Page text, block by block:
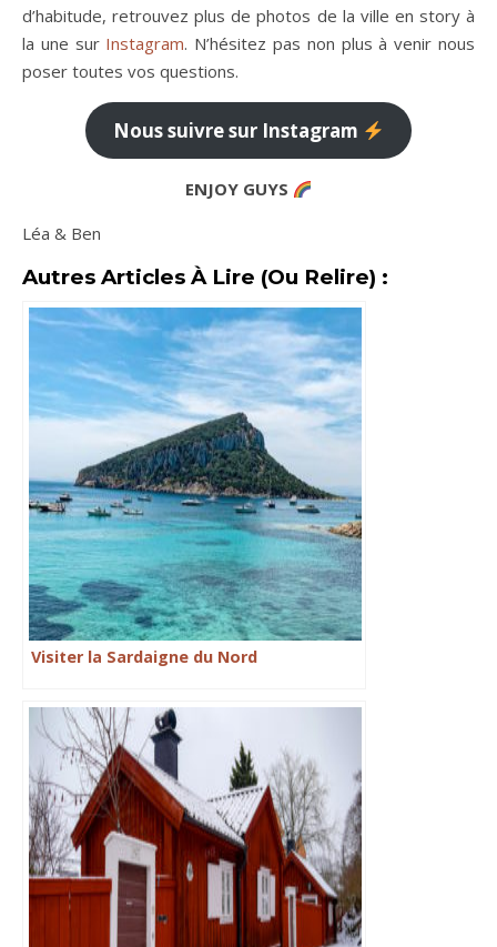
d’habitude, retrouvez plus de photos de la ville en story à
la une sur Instagram. N’hésitez pas non plus à venir nous
poser toutes vos questions.
Nous suivre sur Instagram
ENJOY GUYS
Léa & Ben
Autres Articles À Lire (ou Relire) :
Visiter la Sardaigne du Nord